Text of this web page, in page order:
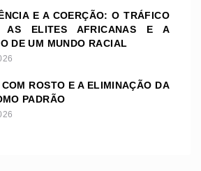
E A COERÇÃO: O TRÁFICO
AS ELITES AFRICANAS E A
DE UM MUNDO RACIAL
ROSTO E A ELIMINAÇÃO DA
PADRÃO